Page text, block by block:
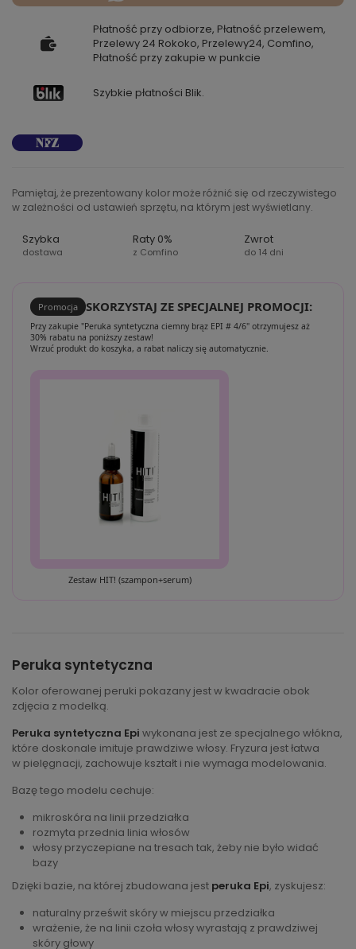
Płatność przy odbiorze, Płatność przelewem,
Przelewy 24 Rokoko, Przelewy24, Comfino,
Płatność przy zakupie w punkcie
Szybkie płatności Blik.
Pamiętaj, że prezentowany kolor może różnić się od rzeczywistego
w zależności od ustawień sprzętu, na którym jest wyświetlany.
Szybka
dostawa
Raty 0%
z Comfino
Zwrot
do 14 dni
Promocja SKORZYSTAJ ZE SPECJALNEJ PROMOCJI:
Przy zakupie "Peruka syntetyczna ciemny brąz EPI # 4/6" otrzymujesz aż
30% rabatu na poniższy zestaw!
Wrzuć produkt do koszyka, a rabat naliczy się automatycznie.
Zestaw HIT! (szampon+serum)
Peruka syntetyczna
Kolor oferowanej peruki pokazany jest w kwadracie obok
zdjęcia z modelką.
Peruka syntetyczna Epi wykonana jest ze specjalnego włókna,
które doskonale imituje prawdziwe włosy. Fryzura jest łatwa
w pielęgnacji, zachowuje kształt i nie wymaga modelowania.
Bazę tego modelu cechuje:
mikroskóra na linii przedziałka
rozmyta przednia linia włosów
włosy przyczepiane na tresach tak, żeby nie było widać
bazy
Dzięki bazie, na której zbudowana jest peruka Epi, zyskujesz:
naturalny prześwit skóry w miejscu przedziałka
wrażenie, że na linii czoła włosy wyrastają z prawdziwej
skóry głowy